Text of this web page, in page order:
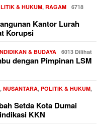
& HUKUM, RAGAM
6718
Kantor Lurah
Korupsi
& BUDAYA 6013 Dilihat
dengan Pimpinan LSM
, NUSANTARA, POLITIK & HUKUM,
Setda Kota Dumai
KKN